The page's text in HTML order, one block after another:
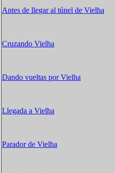
Antes de llegar al túnel de Vielha
Cruzando Vielha
Dando vueltas por Vielha
Llegada a Vielha
Parador de Vielha